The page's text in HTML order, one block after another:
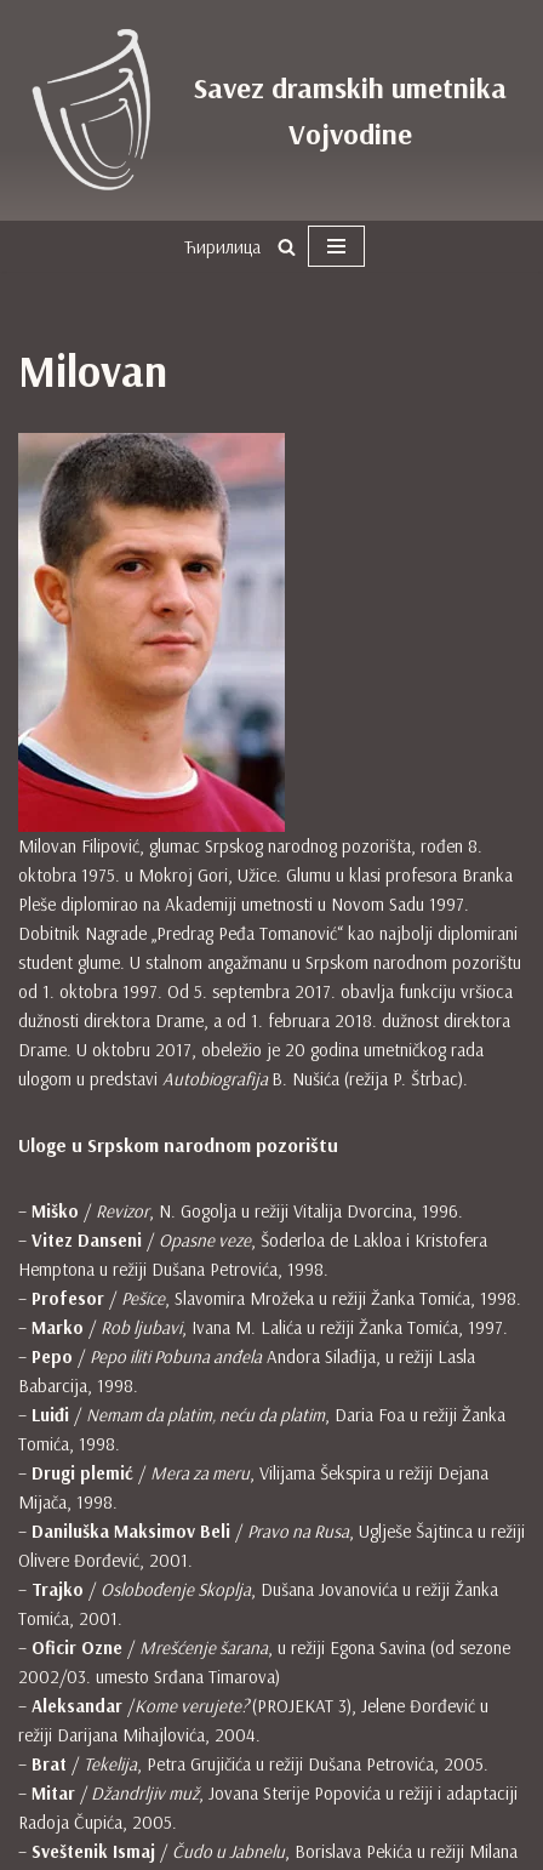
na
sadržaj
Savez dramskih umetnika
Vojvodine
Ћирилица
Milovan
Milovan Filipović, glumac Srpskog narodnog pozorišta, rođen 8.
oktobra 1975. u Mokroj Gori, Užice. Glumu u klasi profesora Branka
Pleše diplomirao na Akademiji umetnosti u Novom Sadu 1997.
Dobitnik Nagrade „Predrag Peđa Tomanović“ kao najbolji diplomirani
student glume. U stalnom angažmanu u Srpskom narodnom pozorištu
od 1. oktobra 1997. Od 5. septembra 2017. obavlja funkciju vršioca
dužnosti direktora Drame, a od 1. februara 2018. dužnost direktora
Drame. U oktobru 2017, obeležio je 20 godina umetničkog rada
ulogom u predstavi AutobiografijaB. Nušića (režija P. Štrbac).
Uloge u Srpskom narodnom pozorištu
– Miško / Revizor, N. Gogolja u režiji Vitalija Dvorcina, 1996.
– Vitez Danseni / Opasne veze, Šoderloa de Lakloa i Kristofera
Hemptona u režiji Dušana Petrovića, 1998.
– Profesor / Pešice, Slavomira Mrožeka u režiji Žanka Tomića, 1998.
– Marko / Rob ljubavi, Ivana M. Lalića u režiji Žanka Tomića, 1997.
– Pepo / Pepo iliti Pobuna anđelaAndora Silađija, u režiji Lasla
Babarcija, 1998.
– Luiđi / Nemam da platim, neću da platim, Daria Foa u režiji Žanka
Tomića, 1998.
– Drugi plemić / Mera za meru, Vilijama Šekspira u režiji Dejana
Mijača, 1998.
– Daniluška Maksimov Beli / Pravo na Rusa, Uglješe Šajtinca u režiji
Olivere Đorđević, 2001.
– Trajko / Oslobođenje Skoplja, Dušana Jovanovića u režiji Žanka
Tomića, 2001.
– Oficir Ozne / Mrešćenje šarana, u režiji Egona Savina (od sezone
2002/03. umesto Srđana Timarova)
– Aleksandar /Kome verujete?(PROJEKAT 3), Jelene Đorđević u
režiji Darijana Mihajlovića, 2004.
– Brat / Tekelija, Petra Grujičića u režiji Dušana Petrovića, 2005.
– Mitar /Džandrljiv muž, Jovana Sterije Popovića u režiji i adaptaciji
Radoja Čupića, 2005.
– Sveštenik Ismaj / Čudo u Jabnelu, Borislava Pekića u režiji Milana